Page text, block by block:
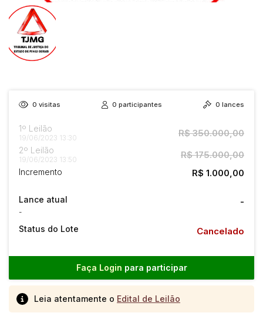
0 visitas 0 participantes 0 lances
1º Leilão
19/06/2023 13:30 R$ 350.000,00
2º Leilão
19/06/2023 13:50 R$ 175.000,00
Incremento R$ 1.000,00
Lance atual
-
-
Status do Lote Cancelado
Faça Login para participar
Leia atentamente o Edital de Leilão